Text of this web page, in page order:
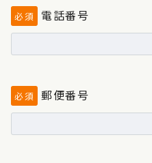
必須 電話番号
必須 郵便番号